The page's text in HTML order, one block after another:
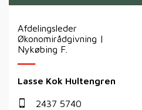
Afdelingsleder
Økonomirådgivning |
Nykøbing F.
Lasse Kok Hultengren
2437 5740